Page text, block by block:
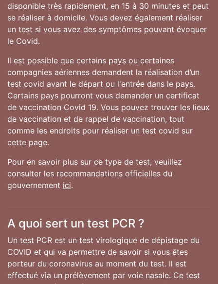
disponible très rapidement, en 15 à 30 minutes et peut
se réaliser à domicile. Vous devez également réaliser
un test si vous avez des symptômes pouvant évoquer
le Covid.
Il est possible que certains pays ou certaines
compagnies aériennes demandent la réalisation d’un
test covid avant le départ ou l'entrée dans le pays.
Certains pays pourront vous demander un certificat
de vaccination Covid 19. Vous pouvez trouver les lieux
de vaccination et de rappel de vaccination, tout
comme les endroits pour réaliser un test covid sur
cette page.
Pour en savoir plus sur ce type de test, veuillez
consulter les recommandations officielles du
gouvernement ici.
A quoi sert un test PCR ?
Un test PCR est un test virologique de dépistage du
COVID et qui va permettre de savoir si vous êtes
porteur du coronavirus au moment du test. Il est
effectué via un prélèvement par voie nasale. Ce test